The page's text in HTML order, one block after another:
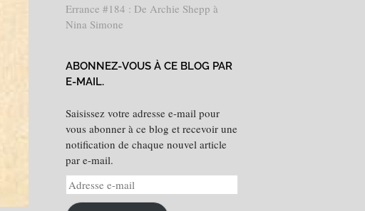
Errance #184 : De Archie Shepp à
Nina Simone
ABONNEZ-VOUS À CE BLOG PAR
E-MAIL.
Saisissez votre adresse e-mail pour
vous abonner à ce blog et recevoir une
notification de chaque nouvel article
par e-mail.
Adresse
e-